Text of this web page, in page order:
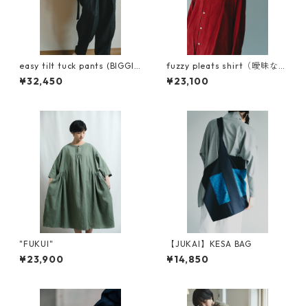
easy tilt tuck pants (BIGGIE
linen 使用)
¥32,450
fuzzy pleats shirt（曖昧なシ
ャツ）キュプラコットン使用
¥23,100
"FUKUI"
¥23,900
【JUKAI】KESA BAG
¥14,850